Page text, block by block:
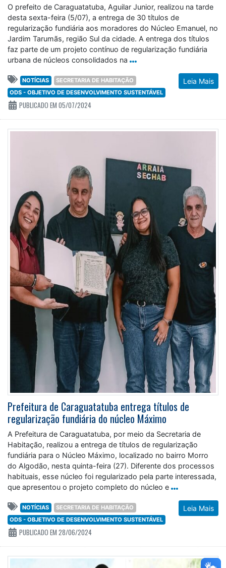
O prefeito de Caraguatatuba, Aguilar Junior, realizou na tarde
desta sexta-feira (5/07), a entrega de 30 títulos de
regularização fundiária aos moradores do Núcleo Emanuel, no
Jardim Tarumãs, região Sul da cidade. A entrega dos títulos
faz parte de um projeto contínuo de regularização fundiária
urbana de núcleos consolidados na
Leia Mais
NOTÍCIAS
SECRETARIA DE HABITAÇÃO
ODS - OBJETIVO DE DESENVOLVIMENTO SUSTENTÁVEL
PUBLICADO EM 05/07/2024
Prefeitura de Caraguatatuba entrega títulos de
regularização fundiária do núcleo Máximo
A Prefeitura de Caraguatatuba, por meio da Secretaria de
Habitação, realizou a entrega de títulos de regularização
fundiária para o Núcleo Máximo, localizado no bairro Morro
do Algodão, nesta quinta-feira (27). Diferente dos processos
habituais, esse núcleo foi regularizado pela parte interessada,
que apresentou o projeto completo do núcleo e
Leia Mais
NOTÍCIAS
SECRETARIA DE HABITAÇÃO
ODS - OBJETIVO DE DESENVOLVIMENTO SUSTENTÁVEL
PUBLICADO EM 28/06/2024